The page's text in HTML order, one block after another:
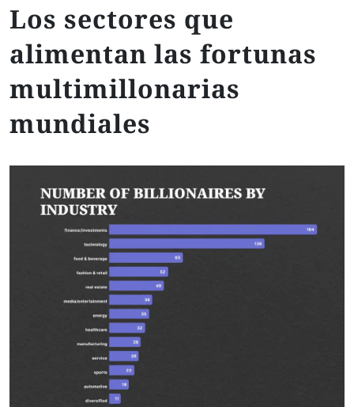
Los sectores que
alimentan las fortunas
multimillonarias
mundiales